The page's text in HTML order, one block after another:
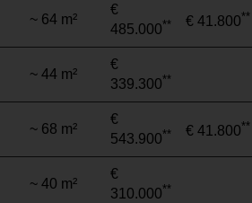
~ 64 m²
€
485.000** € 41.800**
~ 44 m²
€
339.300**
~ 68 m²
€
543.900** € 41.800**
~ 40 m²
€
310.000**